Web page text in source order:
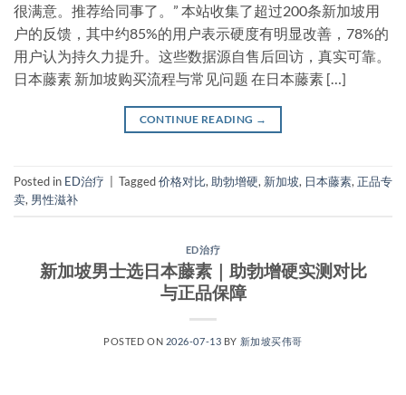
很满意。推荐给同事了。” 本站收集了超过200条新加坡用
户的反馈，其中约85%的用户表示硬度有明显改善，78%的
用户认为持久力提升。这些数据源自售后回访，真实可靠。
日本藤素 新加坡购买流程与常见问题 在日本藤素 […]
CONTINUE READING →
Posted in ED治疗 Tagged价格对比,助勃增硬, 新加坡, 日本藤素,正品专
卖, 男性滋补
ED治疗
新加坡男士选日本藤素｜助勃增硬实测对比
与正品保障
POSTED ON 2026-07-13 BY 新加坡买伟哥